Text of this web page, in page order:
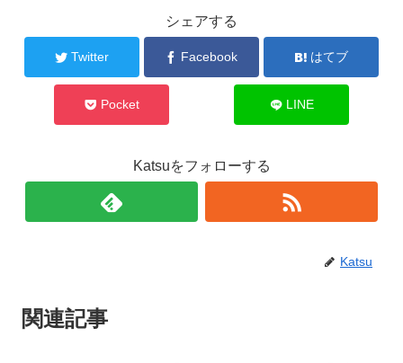
シェアする
Twitter Facebook はてブ
Pocket LINE
Katsuをフォローする
Katsu
関連記事